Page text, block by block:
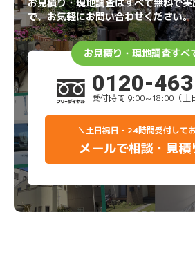
で、お気軽にお問い合わせください。
お見積り・現地調査すべ
0120-
受付時間 9:00~18:00（土
＼土日祝日・24時間受付して
メールで相談・見積